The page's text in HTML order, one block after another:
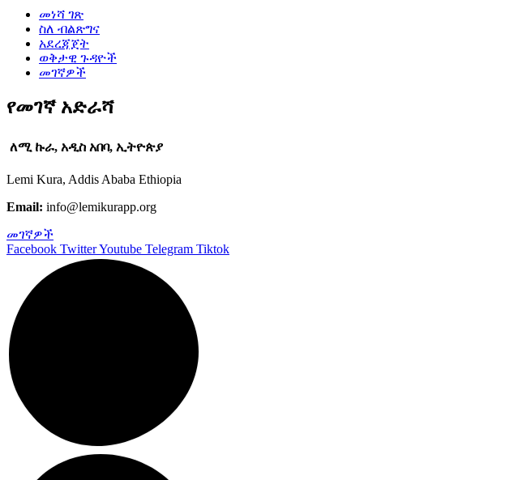
መነሻ ገጽ
ስለ ብልጽግና
አደረጃጀት
ወቅታዊ ጉዳዮች
መገኛዎች
የመገኛ አድራሻ
ለሚ ኩራ, አዲስ አበባ, ኢትዮጵያ
Lemi Kura, Addis Ababa Ethiopia
Email: info@lemikurapp.org
መገኛዎች
Facebook TwitterYoutube Telegram Tiktok